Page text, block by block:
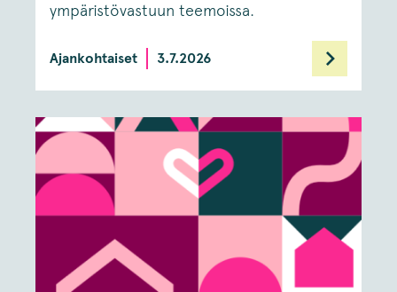
ympäristövastuun teemoissa.
Ajankohtaiset 3.7.2026